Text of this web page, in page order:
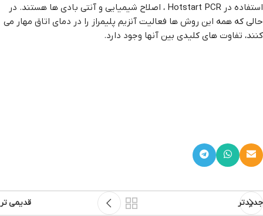
استفاده در Hotstart PCR ، اصلاح شیمیایی و آنتی بادی ها هستند. در
حالی که همه این روش ها فعالیت آنزیم پلیمراز را در دمای اتاق مهار می
کنند، تفاوت های کلیدی بین آنها وجود دارد.
جدیدتر قدیمی تر